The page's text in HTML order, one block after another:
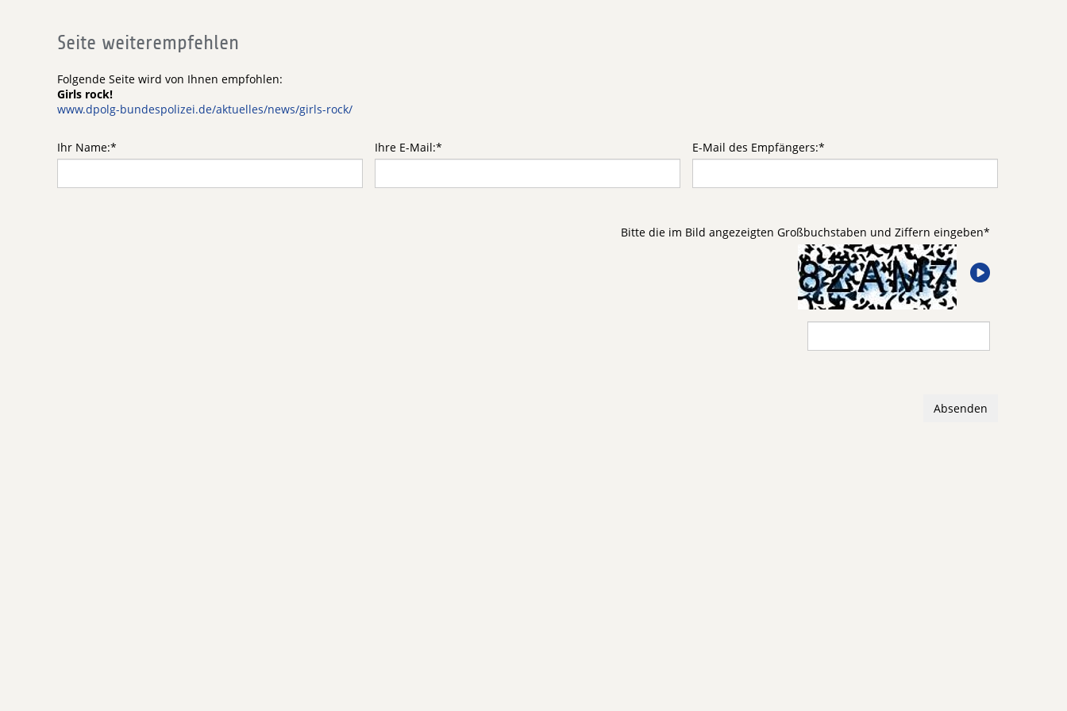
Seite weiterempfehlen
Folgende Seite wird von Ihnen empfohlen:
Girls rock!
www.dpolg-bundespolizei.de/aktuelles/news/girls-rock/
Ihr Name:* Ihre E-Mail:* E-Mail des Empfängers:*
Bitte die im Bild angezeigten Großbuchstaben und Ziffern eingeben*
Absenden